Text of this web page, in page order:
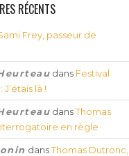
RÉCENTS
Frey, passeur de
dans Festival
J’étais là !
dansThomas
en règle
dansThomas Dutronc,